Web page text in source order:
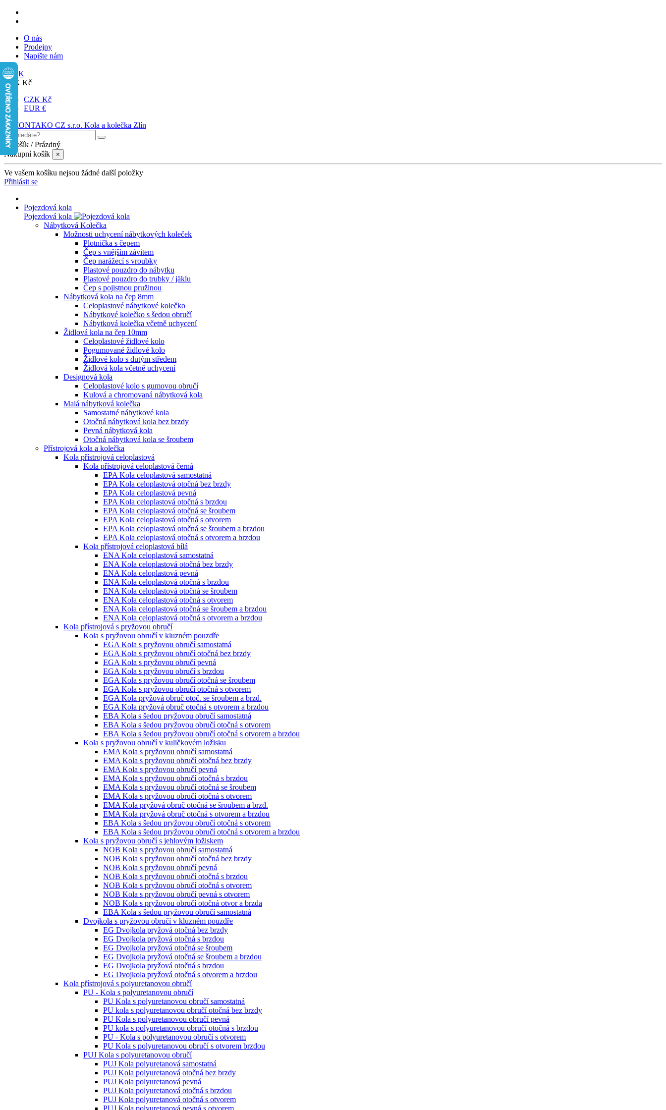
O nás
Prodejny
Napište nám
SK
CZK Kč
CZK Kč
EUR €
0 Košík /Prázdný
Nákupní košík
×
Ve vašem košíku nejsou žádné další položky
Přihlásit se
Pojezdová kola
Pojezdová kola
Nábytková Kolečka
Možnosti uchycení nábytkových koleček
Plotnička s čepem
Čep s vnějším závitem
Čep narážecí s vroubky
Plastové pouzdro do nábytku
Plastové pouzdro do trubky / jäklu
Čep s pojistnou pružinou
Nábytková kola na čep 8mm
Celoplastové nábytkové kolečko
Nábytkové kolečko s šedou obručí
Nábytková kolečka včetně uchycení
Židlová kola na čep 10mm
Celoplastové židlové kolo
Pogumované židlové kolo
Židlové kolo s dutým středem
Židlová kola včetně uchycení
Designová kola
Celoplastové kolo s gumovou obručí
Kulová a chromovaná nábytková kola
Malá nábytková kolečka
Samostatné nábytkové kola
Otočná nábytková kola bez brzdy
Pevná nábytková kola
Otočná nábytková kola se šroubem
Přístrojová kola a kolečka
Kola přístrojová celoplastová
Kola přístrojová celoplastová černá
EPA Kola celoplastová samostatná
EPA Kola celoplastová otočná bez brzdy
EPA Kola celoplastová pevná
EPA Kola celoplastová otočná s brzdou
EPA Kola celoplastová otočná se šroubem
EPA Kola celoplastová otočná s otvorem
EPA Kola celoplastová otočná se šroubem a brzdou
EPA Kola celoplastová otočná s otvorem a brzdou
Kola přístrojová celoplastová bílá
ENA Kola celoplastová samostatná
ENA Kola celoplastová otočná bez brzdy
ENA Kola celoplastová pevná
ENA Kola celoplastová otočná s brzdou
ENA Kola celoplastová otočná se šroubem
ENA Kola celoplastová otočná s otvorem
ENA Kola celoplastová otočná se šroubem a brzdou
ENA Kola celoplastová otočná s otvorem a brzdou
Kola přístrojová s pryžovou obručí
Kola s pryžovou obručí v kluzném pouzdře
EGA Kola s pryžovou obručí samostatná
EGA Kola s pryžovou obručí otočná bez brzdy
EGA Kola s pryžovou obručí pevná
EGA Kola s pryžovou obručí s brzdou
EGA Kola s pryžovou obručí otočná se šroubem
EGA Kola s pryžovou obručí otočná s otvorem
EGA Kola pryžová obruč otoč. se šroubem a brzd.
EGA Kola pryžová obruč otočná s otvorem a brzdou
EBA Kola s šedou pryžovou obručí samostatná
EBA Kola s šedou pryžovou obručí otočná s otvorem
EBA Kola s šedou pryžovou obručí otočná s otvorem a brzdou
Kola s pryžovou obručí v kuličkovém ložisku
EMA Kola s pryžovou obručí samostatná
EMA Kola s pryžovou obručí otočná bez brzdy
EMA Kola s pryžovou obručí pevná
EMA Kola s pryžovou obručí otočná s brzdou
EMA Kola s pryžovou obručí otočná se šroubem
EMA Kola s pryžovou obručí otočná s otvorem
EMA Kola pryžová obruč otočná se šroubem a brzd.
EMA Kola pryžová obruč otočná s otvorem a brzdou
EBA Kola s šedou pryžovou obručí otočná s otvorem
EBA Kola s šedou pryžovou obručí otočná s otvorem a brzdou
Kola s pryžovou obručí s jehlovým ložiskem
NOB Kola s pryžovou obručí samostatná
NOB Kola s pryžovou obručí otočná bez brzdy
NOB Kola s pryžovou obručí pevná
NOB Kola s pryžovou obručí otočná s brzdou
NOB Kola s pryžovou obručí otočná s otvorem
NOB Kola s pryžovou obručí pevná s otvorem
NOB Kola s pryžovou obručí otočná otvor a brzda
EBA Kola s šedou pryžovou obručí samostatná
Dvojkola s pryžovou obručí v kluzném pouzdře
EG Dvojkola pryžová otočná bez brzdy
EG Dvojkola pryžová otočná s brzdou
EG Dvojkola pryžová otočná se šroubem
EG Dvojkola pryžová otočná se šroubem a brzdou
EG Dvojkola pryžová otočná s brzdou
EG Dvojkola pryžová otočná s otvorem a brzdou
Kola přístrojová s polyuretanovou obručí
PU - Kola s polyuretanovou obručí
PU Kola s polyuretanovou obručí samostatná
PU kola s polyuretanovou obručí otočná bez brzdy
PU Kola s polyuretanovou obručí pevná
PU kola s polyuretanovou obručí otočná s brzdou
PU - Kola s polyuretanovou obručí s otvorem
PU Kola s polyuretanovou obručí s otvorem brzdou
PUJ Kola s polyuretanovou obručí
PUJ Kola polyuretanová samostatná
PUJ Kola polyuretanová otočná bez brzdy
PUJ Kola polyuretanová pevná
PUJ Kola polyuretanová otočná s brzdou
PUJ Kola polyuretanová otočná s otvorem
PUJ Kola polyuretanová pevná s otvorem